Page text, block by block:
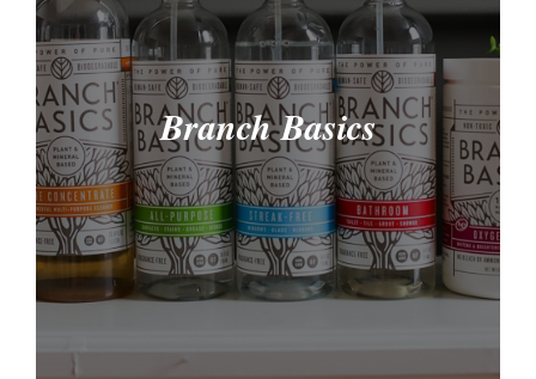
Branch Basics